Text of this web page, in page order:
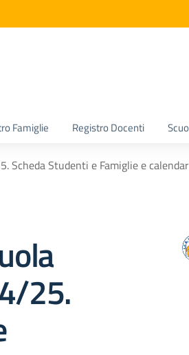
Famiglie Registro Docenti
Scheda Studenti e Famiglie e
25.